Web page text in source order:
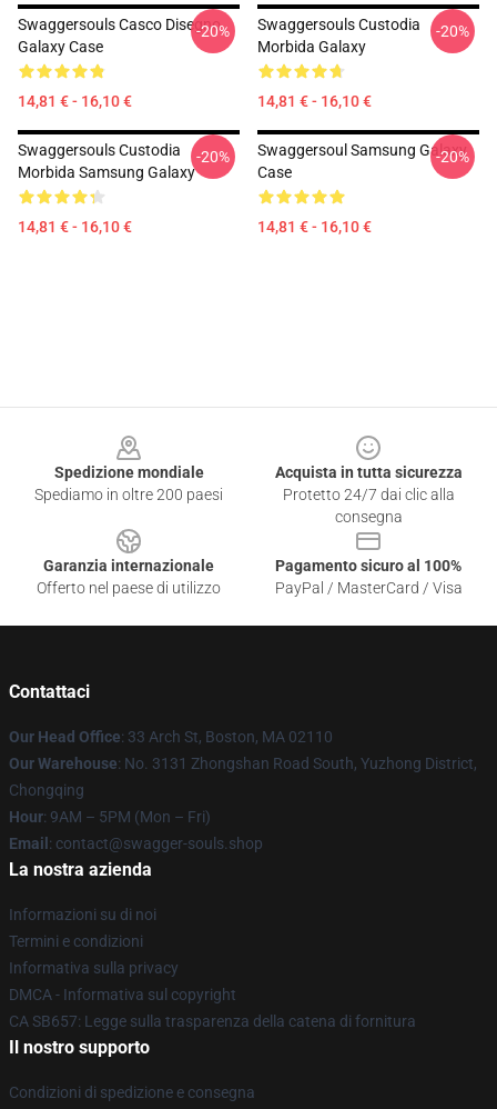
Swaggersouls Casco Disegno
Galaxy Case
14,81 € - 16,10 €
-20%
Swaggersouls Custodia
Morbida Galaxy
14,81 € - 16,10 €
-20%
Swaggersouls Custodia
Morbida Samsung Galaxy
14,81 € - 16,10 €
-20%
Swaggersoul Samsung Galaxy
Case
14,81 € - 16,10 €
-20%
Spedizione mondiale
Spediamo in oltre 200 paesi
Acquista in tutta sicurezza
Protetto 24/7 dai clic alla
consegna
Garanzia internazionale
Offerto nel paese di utilizzo
Pagamento sicuro al 100%
PayPal / MasterCard / Visa
Contattaci
Our Head Office: 33 Arch St, Boston, MA 02110
Our Warehouse: No. 3131 Zhongshan Road South, Yuzhong District,
Chongqing
Hour: 9AM – 5PM (Mon – Fri)
Email : contact@swagger-souls.shop
La nostra azienda
Informazioni su di noi
Termini e condizioni
Informativa sulla privacy
DMCA - Informativa sul copyright
CA SB657: Legge sulla trasparenza della catena di fornitura
Il nostro supporto
Condizioni di spedizione e consegna